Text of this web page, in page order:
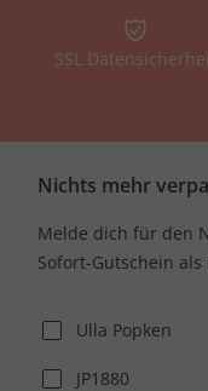
SSL
Nichts mehr
Melde dich für den
Sofort-Gutschein als
Ulla Popken
JP1880